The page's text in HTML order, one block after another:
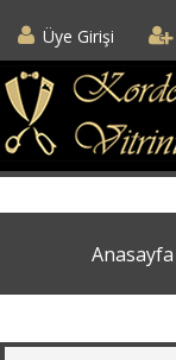
Üye Girişi
Anasayfa